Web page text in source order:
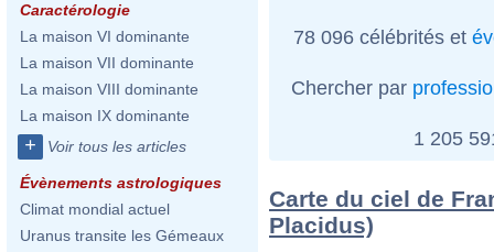
Caractérologie
La maison VI dominante
La maison VII dominante
La maison VIII dominante
La maison IX dominante
+ Voir tous les articles
Évènements astrologiques
Climat mondial actuel
Uranus transite les Gémeaux
78 096 célébrités et
Chercher par
1 205
Carte du ciel de
Placidus)